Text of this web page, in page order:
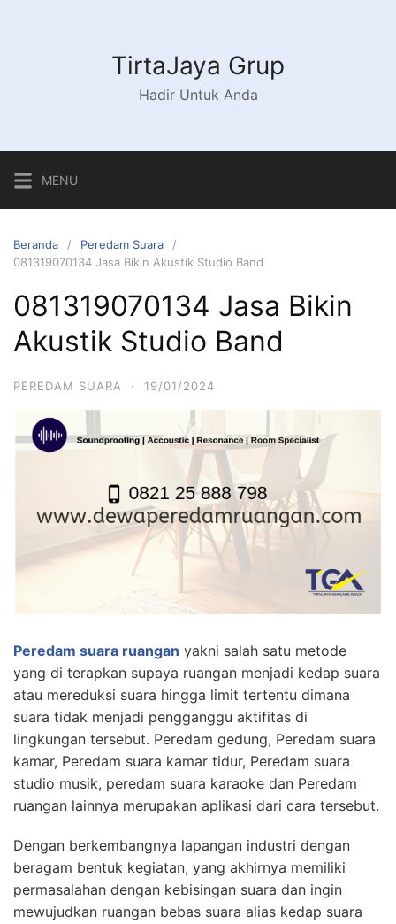
TirtaJaya Grup
Hadir Untuk Anda
MENU
Beranda
Peredam Suara
081319070134 Jasa Bikin Akustik Studio Band
081319070134 Jasa Bikin
Akustik Studio Band
PEREDAM SUARA · 19/01/2024
Peredam suara ruangan yakni salah satu metode
yang di terapkan supaya ruangan menjadi kedap suara
atau mereduksi suara hingga limit tertentu dimana
suara tidak menjadi pengganggu aktifitas di
lingkungan tersebut. Peredam gedung, Peredam suara
kamar, Peredam suara kamar tidur, Peredam suara
studio musik, peredam suara karaoke dan Peredam
ruangan lainnya merupakan aplikasi dari cara tersebut.
Dengan berkembangnya lapangan industri dengan
beragam bentuk kegiatan, yang akhirnya memiliki
permasalahan dengan kebisingan suara dan ingin
mewujudkan ruangan bebas suara alias kedap suara